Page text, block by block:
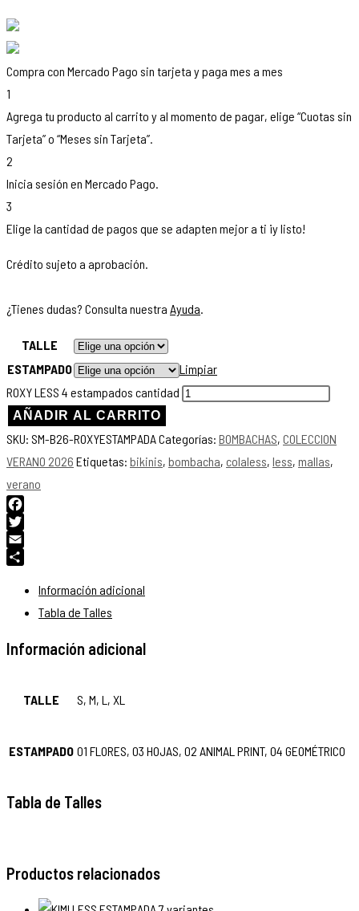
Compra con Mercado Pago sin tarjeta y paga mes a mes
1
Agrega tu producto al carrito y al momento de pagar, elige “Cuotas sin
Tarjeta” o “Meses sin Tarjeta”.
2
Inicia sesión en Mercado Pago.
3
Elige la cantidad de pagos que se adapten mejor a ti ¡y listo!
Crédito sujeto a aprobación.
¿Tienes dudas? Consulta nuestra Ayuda.
TALLE
ESTAMPADO
Limpiar
ROXY LESS 4 estampados cantidad
AÑADIR AL CARRITO
SKU: SM-B26-ROXYESTAMPADACategorías: BOMBACHAS, COLECCION
VERANO 2026 Etiquetas: bikinis, bombacha, colaless, less, mallas,
verano
Facebook
Twitter
Email
Información adicional
Tabla de Talles
Información adicional
TALLE S, M, L, XL
ESTAMPADO 01 FLORES, 03 HOJAS, 02 ANIMAL PRINT, 04 GEOMÉTRICO
Tabla de Talles
Productos relacionados